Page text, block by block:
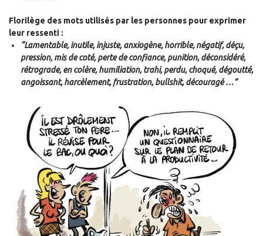
Florilège des mots utilisés par les personnes pour exprimer
leur ressenti :
“Lamentable, inutile, injuste, anxiogène, horrible, négatif, déçu,
pression, mis de coté, perte de confiance, punition, déconsidéré,
rétrograde, en colère, humiliation, trahi, perdu, choqué, dégoutté,
angoissant, harcèlement, frustration, bullshit, découragé …”